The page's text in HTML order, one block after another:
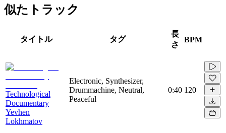
似たトラック
タイトル タグ
長
さ
BPM
Technological
Documentary
Yevhen
Lokhmatov
Electronic, Synthesizer,
Drummachine, Neutral,
Peaceful
0:40 120